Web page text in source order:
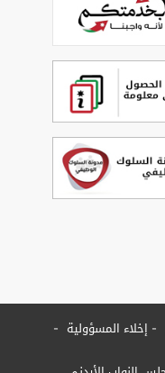
إخلاء المسؤولية